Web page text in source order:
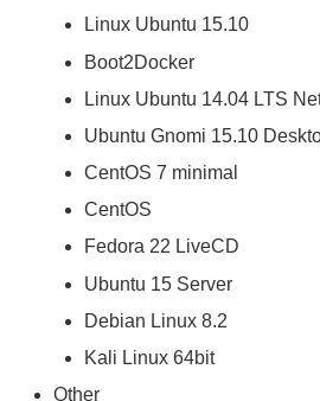
Linux Ubuntu 15.10
Boot2Docker
Linux Ubuntu 14.04 LTS
Ubuntu Gnomi 15.10
CentOS 7 minimal
CentOS
Fedora 22 LiveCD
Ubuntu 15 Server
Debian Linux 8.2
Kali Linux 64bit
Other